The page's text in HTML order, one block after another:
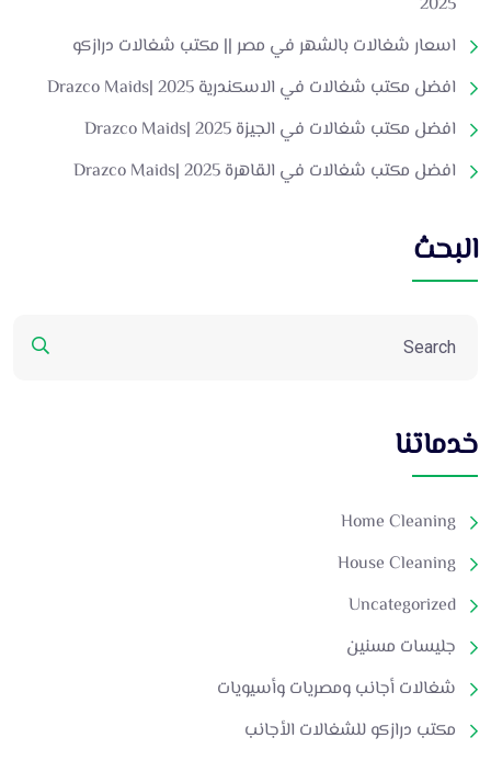
اسعار شغالات بالشهر في مصر || مكتب شغالات درازكو
افضل مكتب شغالات في الاسكندرية 2025 |Drazco Maids
افضل مكتب شغالات في الجيزة 2025 |Drazco Maids
افضل مكتب شغالات في القاهرة 2025 |Drazco Maids
البحث
خدماتنا
Home Cleaning
House Cleaning
Uncategorized
جليسات مسنين
شغالات أجانب ومصريات وأسيويات
مكتب درازكو للشغالات الأجانب